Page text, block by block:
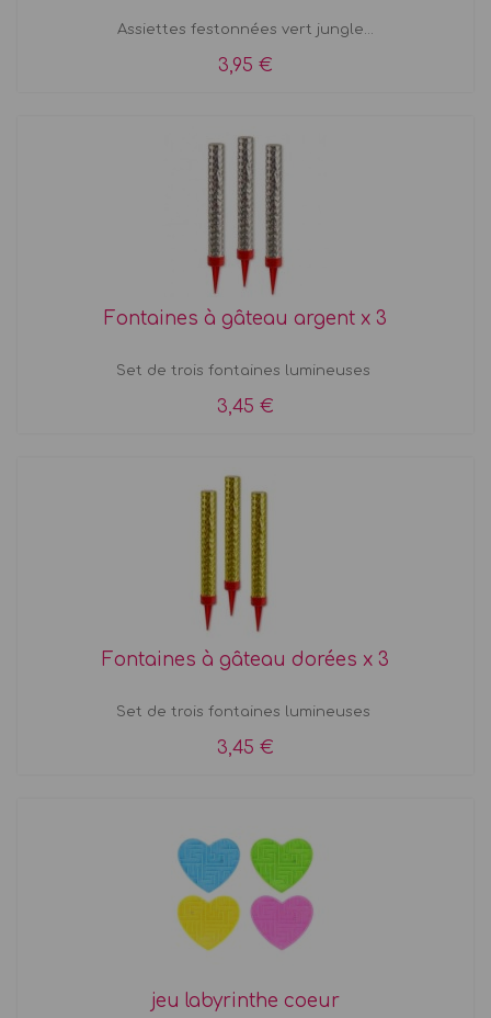
Assiettes festonnées vert jungle...
3,95 €
Fontaines à gâteau argent x 3
Set de trois fontaines lumineuses
3,45 €
Fontaines à gâteau dorées x 3
Set de trois fontaines lumineuses
3,45 €
jeu labyrinthe coeur